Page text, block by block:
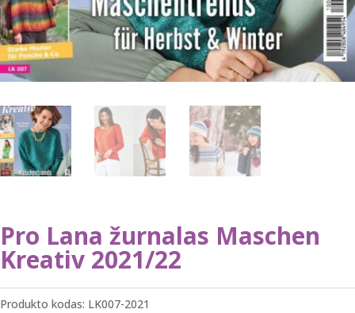
Pro Lana žurnalas Maschen
Kreativ 2021/22
Produkto kodas: LK007-2021